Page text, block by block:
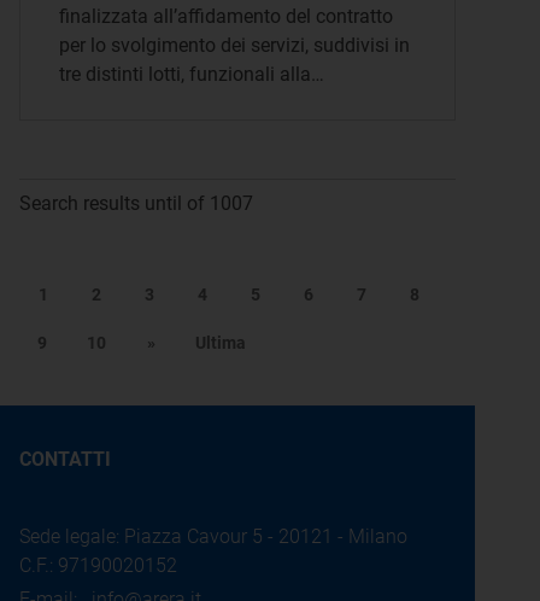
finalizzata all’affidamento del contratto
per lo svolgimento dei servizi, suddivisi in
tre distinti lotti, funzionali alla…
Search results until of 1007
1 2 3 4 5 6 7 8
9 10 » Ultima
CONTATTI
Sede legale: Piazza Cavour 5 - 20121 - Milano
C.F.: 97190020152